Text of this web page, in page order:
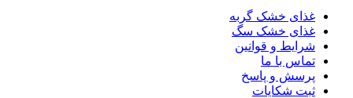
غذای خشک گربه
غذای خشک سگ
شرایط و قوانین
تماس با ما
پرسش و پاسخ
ثبت شکایات